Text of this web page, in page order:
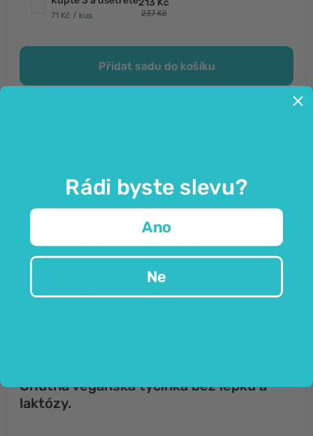
71 Kč / kus
213 Kč
237 Kč
Přidat sadu do košíku
VeePRO veganská proteinová tyčinka se
skvělým brownie středem.
veganská proteinová tyčinka VeePRO
Chutná veganská tyčinka bez lepku a
laktózy.
Rádi byste slevu?
Ano
Ne